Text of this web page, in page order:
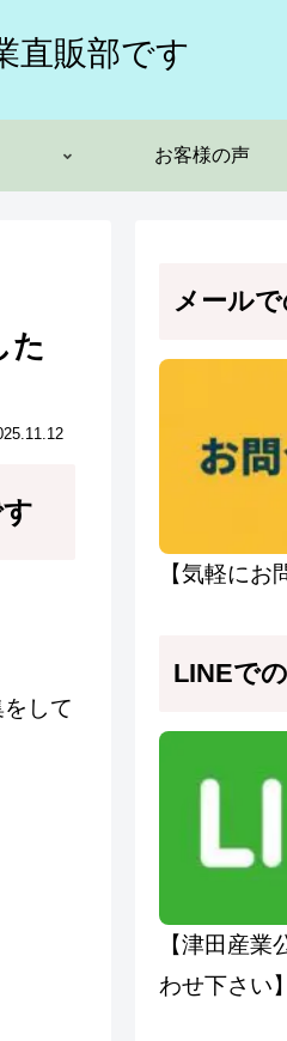
直販部です
お客様の声
た
して
メール
【気軽にお
LINEで
【津田産
わせ下さい】